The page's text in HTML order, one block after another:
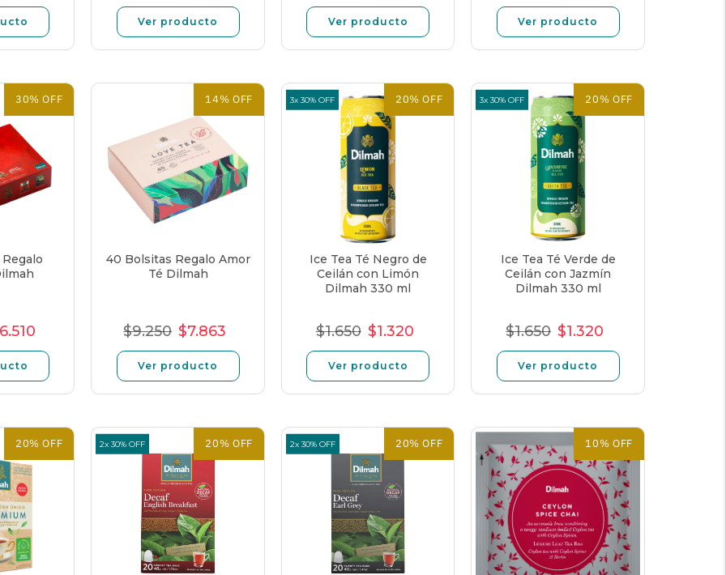
unitario
normal
de
oferta
unitario
Ver producto
normal
de
oferta
unitario
Ver producto
normal
de
oferta
unitario
Ver producto
30% OFF
unitario
14% OFF
40 Bolsitas Regalo Amor
Té Dilmah
Precio
normal
$9.250 Precio
de
$7.863
unitario
Ver producto
3x 30% OFF 20% OFF
Ice Tea Té Negro de
Ceilán con Limón
Dilmah 330 ml
Precio
normal
$1.650 Precio
de
$1.320
unitario
Ver producto
3x 30% OFF 20% OFF
Ice Tea Té Verde de
Ceilán con Jazmín
Dilmah 330 ml
Precio
normal
$1.650 Precio
de
$1.320
unitario
Ver producto
20% OFF 2x 30% OFF 20% OFF 2x 30% OFF 20% OFF 10% OFF